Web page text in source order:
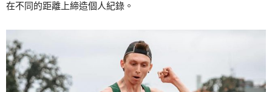
在不同的距離上締造個人紀錄。